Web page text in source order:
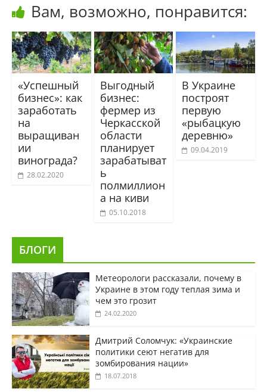
Вам, возможно, понравится:
«Успешный
бизнес»: как
заработать
на
выращиван
ии
винограда?
28.02.2020
Выгодный
бизнес:
фермер из
Черкасской
области
планирует
зарабатыват
ь
полмиллион
а на киви
05.10.2018
В Украине
построят
первую
«рыбацкую
деревню»
09.04.2019
БЛОГИ
Метеорологи рассказали, почему в
Украине в этом году теплая зима и
чем это грозит
24.02.2020
Дмитрий Соломчук: «Украинские
политики сеют негатив для
зомбирования нации»
18.07.2018